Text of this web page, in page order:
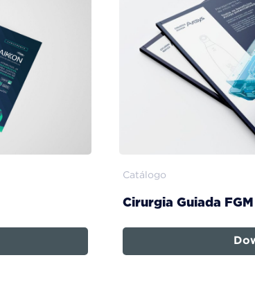
Catálogo
Cirurgia Guiada FGM